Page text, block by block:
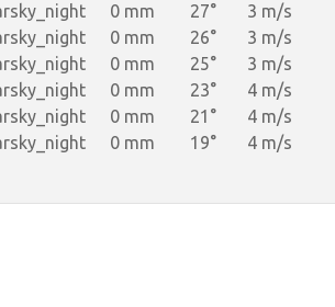
0 mm 27°
3 m/s
0 mm 26°
3 m/s
0 mm 25°
3 m/s
0 mm 23°
4 m/s
0 mm 21°
4 m/s
0 mm 19° 4 m/s